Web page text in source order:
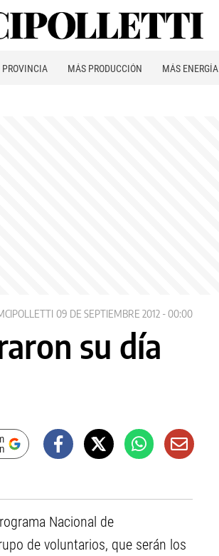
PROVINCIA MÁS PRODUCCIÓN MÁS ENERGÍA
09 DE SEPTIEMBRE 2012 - 00:00
su día
Nacional de
de voluntarios, que serán los